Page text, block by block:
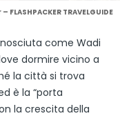
FLASHPACKER TRAVELGUIDE
come Wadi
dormire vicino a
la città si trova
è la “porta
la crescita della